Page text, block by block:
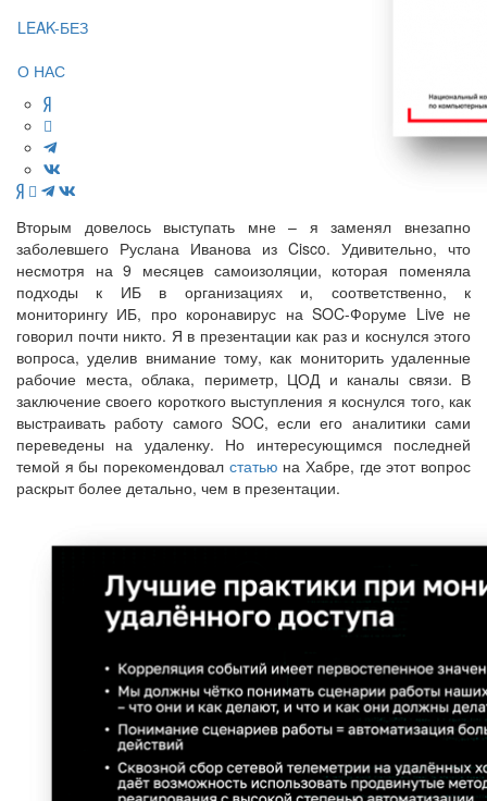
LEAK-БЕЗ
О НАС
Вторым довелось выступать мне – я заменял внезапно
заболевшего Руслана Иванова из Cisco. Удивительно, что
несмотря на 9 месяцев самоизоляции, которая поменяла
подходы к ИБ в организациях и, соответственно, к
мониторингу ИБ, про коронавирус на SOC-Форуме Live не
говорил почти никто. Я в презентации как раз и коснулся этого
вопроса, уделив внимание тому, как мониторить удаленные
рабочие места, облака, периметр, ЦОД и каналы связи. В
заключение своего короткого выступления я коснулся того, как
выстраивать работу самого SOC, если его аналитики сами
переведены на удаленку. Но интересующимся последней
темой я бы порекомендовал статью на Хабре, где этот вопрос
раскрыт более детально, чем в презентации.